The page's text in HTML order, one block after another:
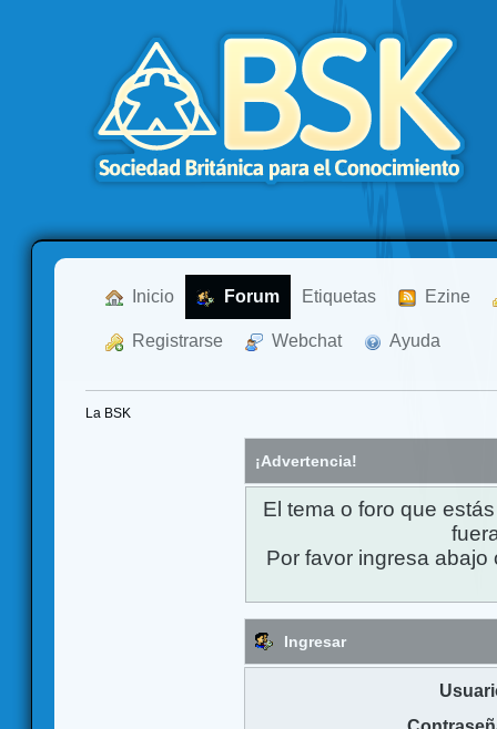
Inicio Forum Etiquetas Ezine
Registrarse Webchat Ayuda
La BSK
¡Advertencia!
El tema o foro que
Por favor ingresa
Ingresar